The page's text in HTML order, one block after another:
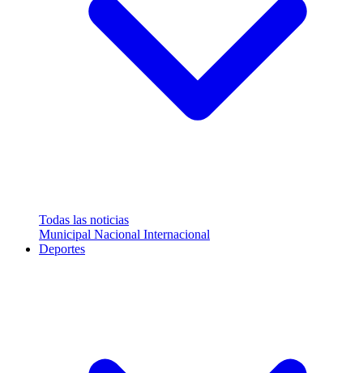
Todas las noticias
Municipal Nacional Internacional
Deportes